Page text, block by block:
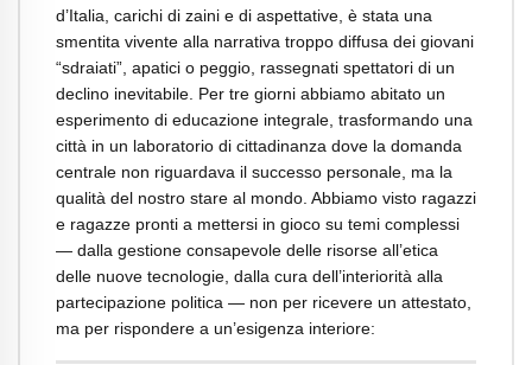
d’Italia, carichi di zaini e di aspettative, è stata una
smentita vivente alla narrativa troppo diffusa dei giovani
“sdraiati”, apatici o peggio, rassegnati spettatori di un
declino inevitabile. Per tre giorni abbiamo abitato un
esperimento di educazione integrale, trasformando una
città in un laboratorio di cittadinanza dove la domanda
centrale non riguardava il successo personale, ma la
qualità del nostro stare al mondo. Abbiamo visto ragazzi
e ragazze pronti a mettersi in gioco su temi complessi
— dalla gestione consapevole delle risorse all’etica
delle nuove tecnologie, dalla cura dell’interiorità alla
partecipazione politica — non per ricevere un attestato,
ma per rispondere a un’esigenza interiore: